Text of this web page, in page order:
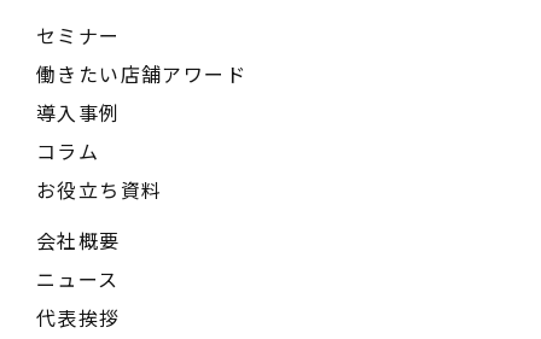
セミナー
働きたい店舗アワード
導入事例
コラム
お役立ち資料
会社概要
ニュース
代表挨拶